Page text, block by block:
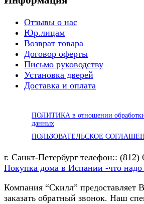
Отзывы о нас
Юр.лицам
Возврат товара
Договор оферты
Письмо руководству
Установка дверей
Доставка и оплата
ПОЛИТИКА в отношении
данных
ПОЛЬЗОВАТЕЛЬСКОЕ
г. Санкт-Петербург телефон:: (812)
Покупка дома в Испании -что надо
Компания “Скилл” предоставляет
заказать обратный звонок. Наш